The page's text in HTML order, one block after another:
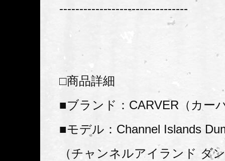
--------------------------------
□商品詳細
■ブランド：CARVER（カー
■モデル：Channel Islands
（チャンネルアイランド ダ